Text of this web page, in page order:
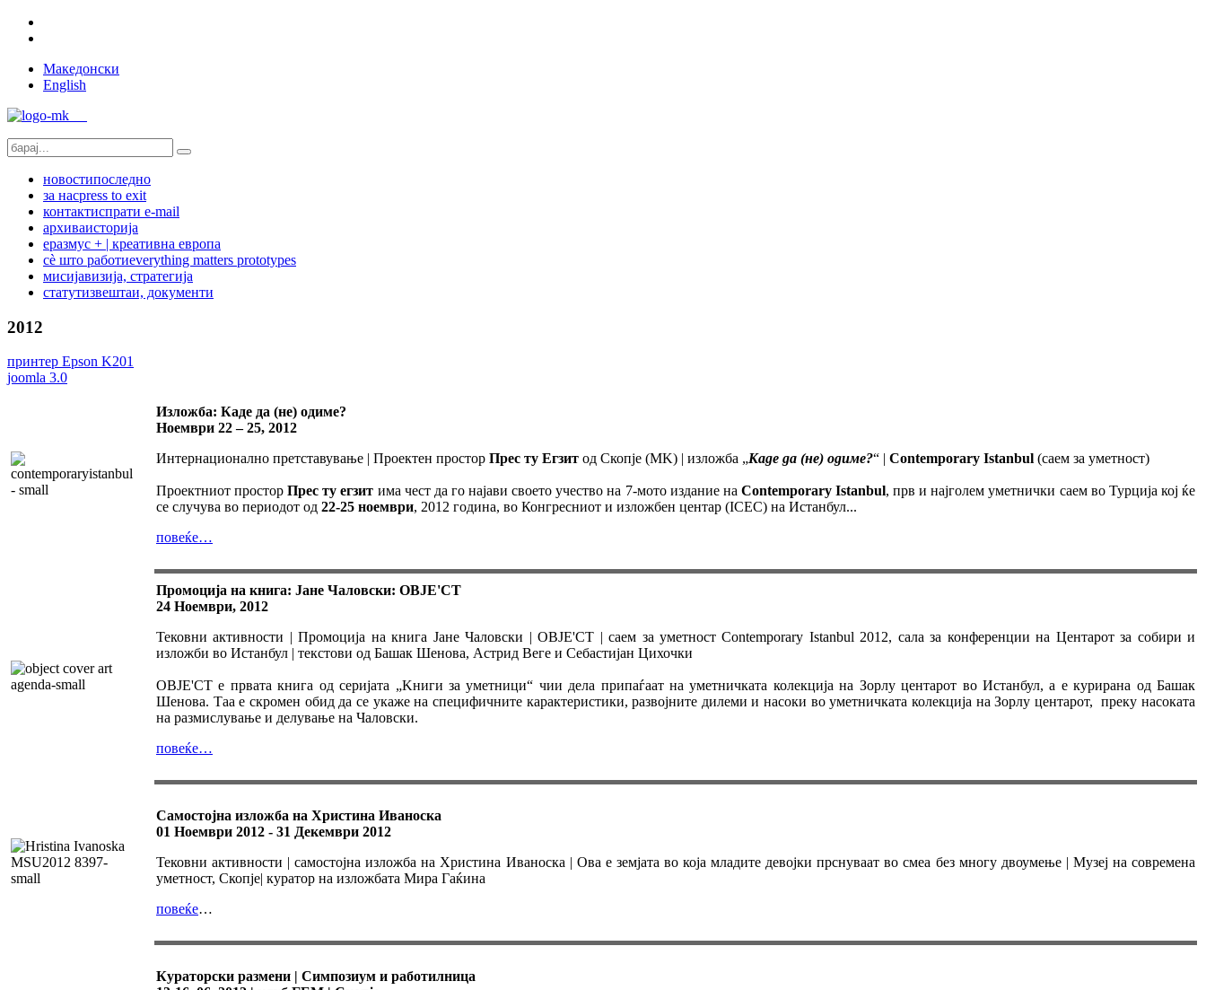
Македонски
English
новостипоследно
за насpress to exit
контактиспрати e-mail
архиваисторија
еразмус + | креативна европа
сѐ што работиeverything matters prototypes
мисијавизија, стратегија
статутизвештаи, документи
2012
принтер Epson K201
joomla 3.0
Изложба: Каде да (не) одиме?
Ноември 22 – 25, 2012
Интернационално претставување | Проектен простор Прес ту Егзит од Скопје (MK) | изложба „Каде да (не) одиме?“ | Contemporary Istanbul (саем за уметност)
Проектниот просторПрес ту егзит има чест да го најави своето учество на 7-мото издание на Contemporary Istanbul, прв и најголем уметнички саем во Турција кој ќе
се случува во периодот од 22-25 ноември, 2012 година, во Конгресниот и изложбен центар (ICEC) на Истанбул...
повеќе…
Промоција на книга: Јане Чаловски: OBJE'CT
24 Ноември, 2012
Тековни активности | Промоција на книга Јане Чаловски | OBJE'CT | саем за уметност Contemporary Istanbul 2012, сала за конференции на Центарот за собири и
изложби во Истанбул | текстови од Башак Шенова, Астрид Веге и Себастијан Цихочки
OBJE'CT е првата книга од серијата „Kниги за уметници“ чии дела припаѓаат на уметничката колекција на Зорлу центарот во Истанбул, а е курирана од Башак
Шенова. Таа е скромен обид да се укаже на специфичните карактеристики, развојните дилеми и насоки во уметничката колекција на Зорлу центарот, преку насоката
на размислување и делување на Чаловски.
повеќе…
Самостојна изложба на Христина Иваноска
01 Ноември 2012 - 31 Декември 2012
Тековни активности | самостојна изложба на Христина Иваноска | Ова е земјата во која младите девојки прснуваат во смеа без многу двоумење | Музеј на современа
уметност, Скопје| куратор на изложбата Мира Гаќина
повеќе…
Кураторски размени | Симпозиум и работилница